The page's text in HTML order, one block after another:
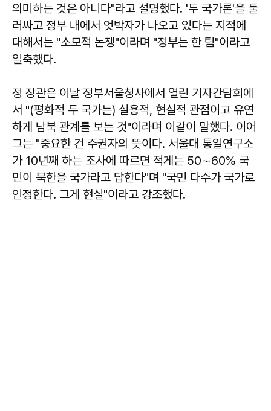
의미하는 것은 아니다"라고 설명했다. '두 국가론'을 둘
러싸고 정부 내에서 엇박자가 나오고 있다는 지적에
대해서는 "소모적 논쟁"이라며 "정부는 한 팀"이라고
일축했다.
정 장관은 이날 정부서울청사에서 열린 기자간담회에
서 "(평화적 두 국가는) 실용적, 현실적 관점이고 유연
하게 남북 관계를 보는 것"이라며 이같이 말했다. 이어
그는 "중요한 건 주권자의 뜻이다. 서울대 통일연구소
가 10년째 하는 조사에 따르면 적게는 50∼60% 국
민이 북한을 국가라고 답한다"며 "국민 다수가 국가로
인정한다. 그게 현실"이라고 강조했다.